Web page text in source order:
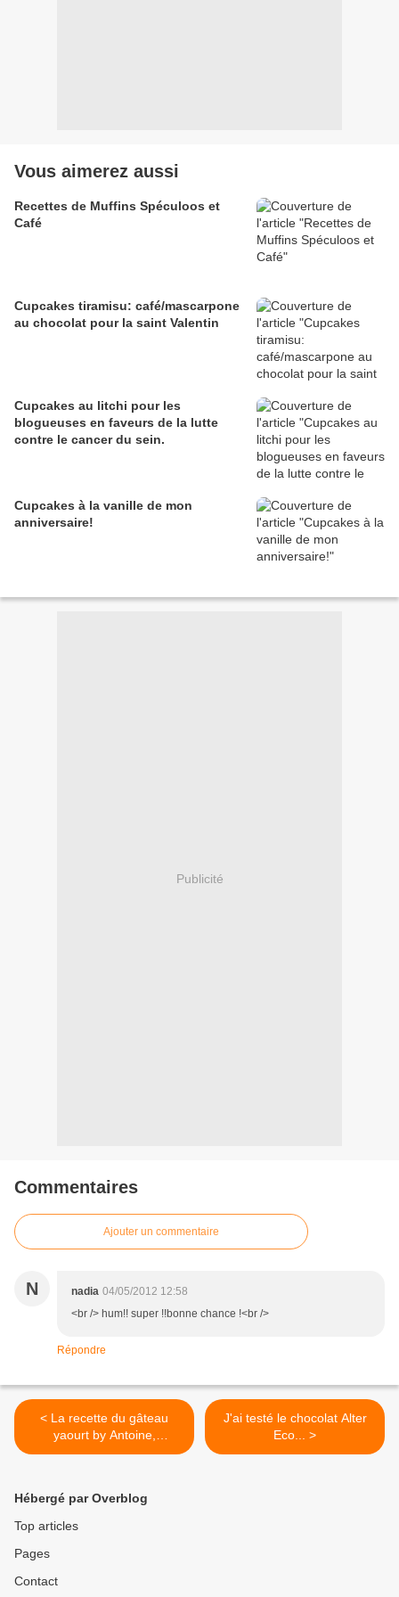
Vous aimerez aussi
Recettes de Muffins Spéculoos et
Café
Cupcakes tiramisu: café/mascarpone
au chocolat pour la saint Valentin
Cupcakes au litchi pour les
blogueuses en faveurs de la lutte
contre le cancer du sein.
Cupcakes à la vanille de mon
anniversaire!
Publicité
Commentaires
Ajouter un commentaire
N nadia 04/05/2012 12:58
<br /> hum!! super !!bonne chance !<br />
Répondre
< La recette du gâteau
yaourt by Antoine,
Franches et Loann.
J'ai testé le chocolat Alter
Eco... >
Hébergé par Overblog
Top articles
Pages
Contact